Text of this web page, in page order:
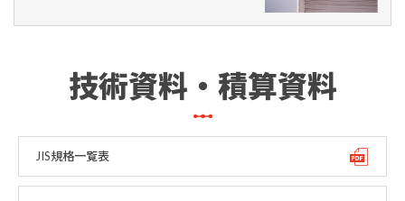
技術資料・積算資料
JIS規格一覧表